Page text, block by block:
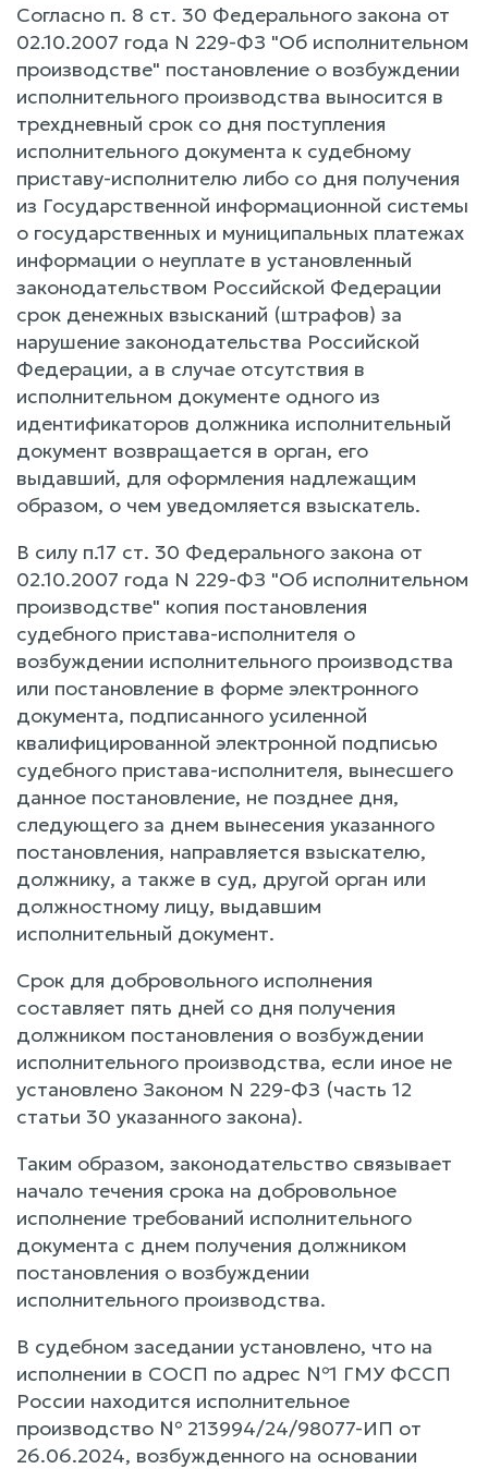
Согласно п. 8 ст. 30 Федерального закона от
02.10.2007 года N 229-ФЗ "Об исполнительном
производстве" постановление о возбуждении
исполнительного производства выносится в
трехдневный срок со дня поступления
исполнительного документа к судебному
приставу-исполнителю либо со дня получения
из Государственной информационной системы
о государственных и муниципальных платежах
информации о неуплате в установленный
законодательством Российской Федерации
срок денежных взысканий (штрафов) за
нарушение законодательства Российской
Федерации, а в случае отсутствия в
исполнительном документе одного из
идентификаторов должника исполнительный
документ возвращается в орган, его
выдавший, для оформления надлежащим
образом, о чем уведомляется взыскатель.
В силу п.17 ст. 30 Федерального закона от
02.10.2007 года N 229-ФЗ "Об исполнительном
производстве" копия постановления
судебного пристава-исполнителя о
возбуждении исполнительного производства
или постановление в форме электронного
документа, подписанного усиленной
квалифицированной электронной подписью
судебного пристава-исполнителя, вынесшего
данное постановление, не позднее дня,
следующего за днем вынесения указанного
постановления, направляется взыскателю,
должнику, а также в суд, другой орган или
должностному лицу, выдавшим
исполнительный документ.
Срок для добровольного исполнения
составляет пять дней со дня получения
должником постановления о возбуждении
исполнительного производства, если иное не
установлено Законом N 229-ФЗ (часть 12
статьи 30 указанного закона).
Таким образом, законодательство связывает
начало течения срока на добровольное
исполнение требований исполнительного
документа с днем получения должником
постановления о возбуждении
исполнительного производства.
В судебном заседании установлено, что на
исполнении в СОСП по адрес №1 ГМУ ФССП
России находится исполнительное
производство № 213994/24/98077-ИП от
26.06.2024, возбужденного на основании